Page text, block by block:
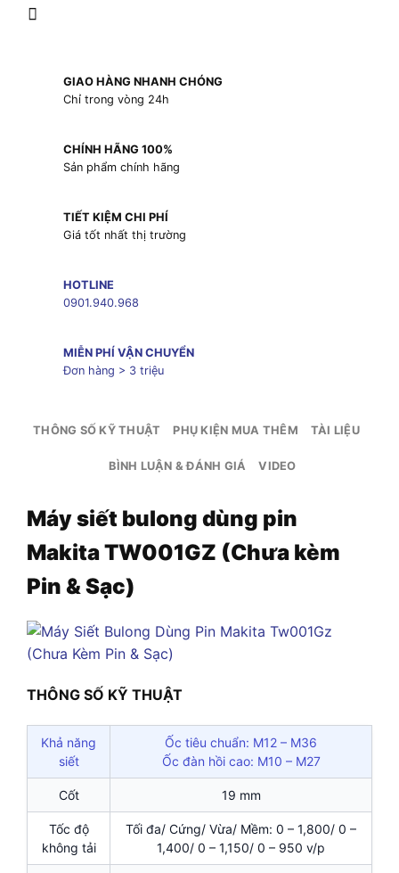
GIAO HÀNG NHANH CHÓNG
Chỉ trong vòng 24h
CHÍNH HÃNG 100%
Sản phẩm chính hãng
TIẾT KIỆM CHI PHÍ
Giá tốt nhất thị trường
HOTLINE
0901.940.968
MIỄN PHÍ VẬN CHUYỂN
Đơn hàng > 3 triệu
THÔNG SỐ KỸ THUẬT PHỤ KIỆN MUA THÊM TÀI LIỆU
BÌNH LUẬN & ĐÁNH GIÁ VIDEO
Máy siết bulong dùng pin
Makita TW001GZ (Chưa kèm
Pin & Sạc)
THÔNG SỐ KỸ THUẬT
Khả năng
siết
Ốc tiêu chuẩn: M12 – M36
Ốc đàn hồi cao: M10 – M27
Cốt 19 mm
Tốc độ
không tải
Tối đa/ Cứng/ Vừa/ Mềm: 0 – 1,800/ 0 –
1,400/ 0 – 1,150/ 0 – 950 v/p